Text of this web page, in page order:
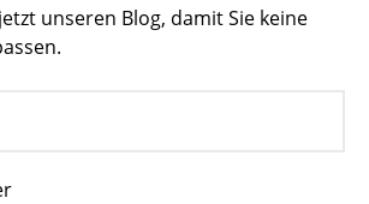
unseren Blog, damit Sie keine